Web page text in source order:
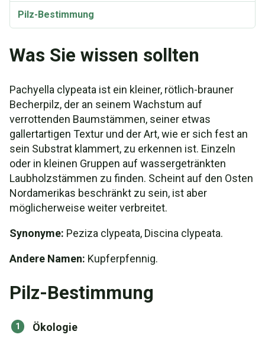
Pilz-Bestimmung
Was Sie wissen sollten
Pachyella clypeata ist ein kleiner, rötlich-brauner
Becherpilz, der an seinem Wachstum auf
verrottenden Baumstämmen, seiner etwas
gallertartigen Textur und der Art, wie er sich fest an
sein Substrat klammert, zu erkennen ist. Einzeln
oder in kleinen Gruppen auf wassergetränkten
Laubholzstämmen zu finden. Scheint auf den Osten
Nordamerikas beschränkt zu sein, ist aber
möglicherweise weiter verbreitet.
Synonyme: Peziza clypeata, Discina clypeata.
Andere Namen: Kupferpfennig.
Pilz-Bestimmung
Ökologie